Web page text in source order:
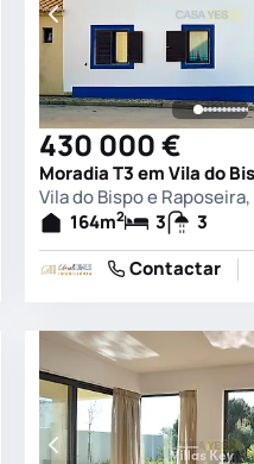
as fotografias
430 000 €
Vila do Bispo e
164m2 3
3
Contactar